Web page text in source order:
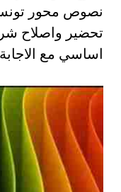
نصوص محور تونس
تحضير واصلاح
اساسي مع